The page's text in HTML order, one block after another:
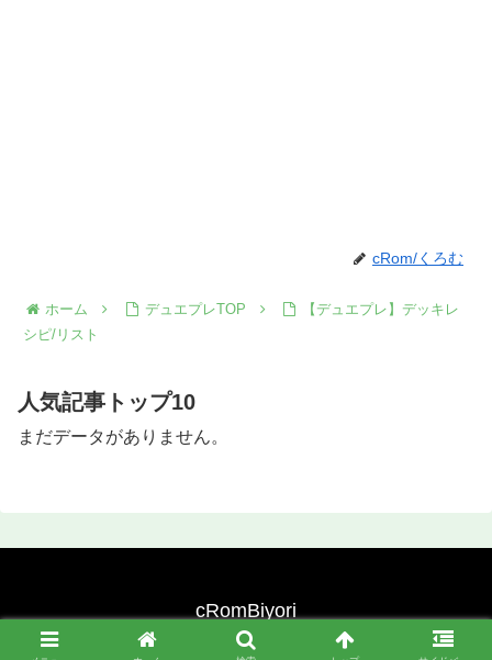
cRom/くろむ
ホーム デュエプレTOP
【デュエプレ】デッキレ
シピ/リスト
人気記事トップ10
まだデータがありません。
cRomBiyori
© 2020 cRomBiyori.